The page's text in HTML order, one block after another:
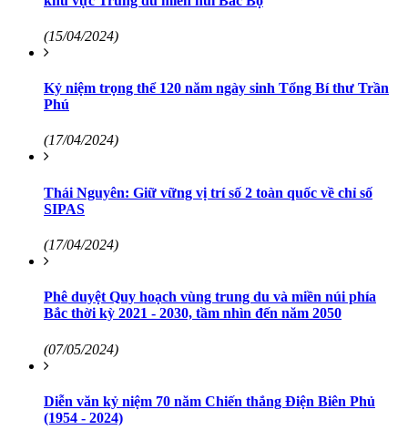
(15/04/2024)
Kỷ niệm trọng thể 120 năm ngày sinh Tổng Bí thư Trần
Phú
(17/04/2024)
Thái Nguyên: Giữ vững vị trí số 2 toàn quốc về chỉ số
SIPAS
(17/04/2024)
Phê duyệt Quy hoạch vùng trung du và miền núi phía
Bắc thời kỳ 2021 - 2030, tầm nhìn đến năm 2050
(07/05/2024)
Diễn văn kỷ niệm 70 năm Chiến thắng Điện Biên Phủ
(1954 - 2024)